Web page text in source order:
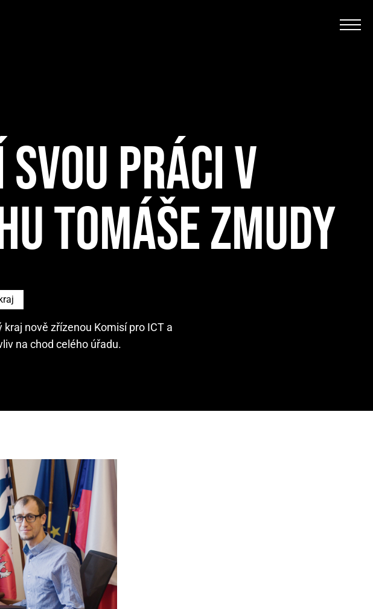
PRÁCI V
TOMÁŠE ZMUDY
nově zřízenou Komisí pro ICT a
na chod celého úřadu.